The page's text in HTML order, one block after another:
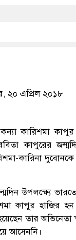
২০ এপ্রিল ২০১৮
কারিশমা কাপুর
কাপুরের
কারিনা
উপলক্ষ্যে
কাপুর হাজির হন
তার অভিনেতা
আসেননি।